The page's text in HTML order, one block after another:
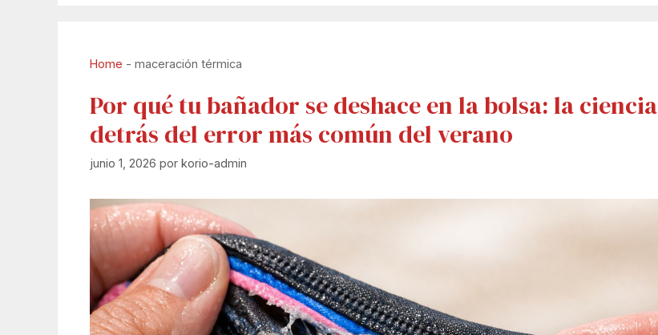
Home - maceración térmica
Por qué tu bañador se deshace en la bolsa: la ciencia
detrás del error más común del verano
junio 1, 2026 por korio-admin